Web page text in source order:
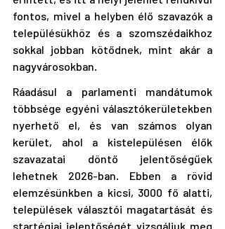
fontos, mivel a helyben élő szavazók a
településükhöz és a szomszédaikhoz
sokkal jobban kötődnek, mint akár a
nagyvárosokban.
Ráadásul a parlamenti mandátumok
többsége egyéni választókerületekben
nyerhető el, és van számos olyan
kerület, ahol a kistelepülésen élők
szavazatai döntő jelentőségűek
lehetnek 2026-ban. Ebben a rövid
elemzésünkben a kicsi, 3000 fő alatti,
települések választói magatartását és
startégiai jelentőségét vizsgáljuk meg